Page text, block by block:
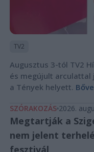
TV2
Augusztus 3-tól TV2
és megújult arculattal
a Tények helyett.
SZÓRAKOZÁS 2026.
Megtartják a
nem jelent
fesztivál